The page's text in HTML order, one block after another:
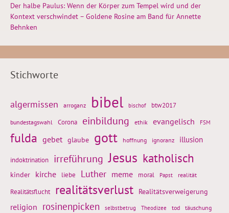
Der halbe Paulus: Wenn der Körper zum Tempel wird und der
Kontext verschwindet – Goldene Rosine am Band für Annette
Behnken
Stichworte
algermissen arroganz bibel bischof btw2017
bundestagswahl Corona einbildung ethik evangelisch FSM
fulda gebet glaube gott hoffnung ignoranz illusion
indoktrination irreführung Jesus katholisch
kinder kirche liebe Luther meme moral Papst realität
Realitätsflucht realitätsverlust Realitätsverweigerung
religion rosinenpicken selbstbetrug Theodizee tod täuschung